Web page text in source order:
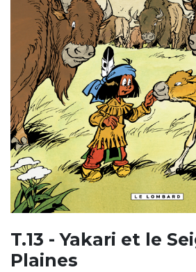
T.13 - Yakari et le
Plaines